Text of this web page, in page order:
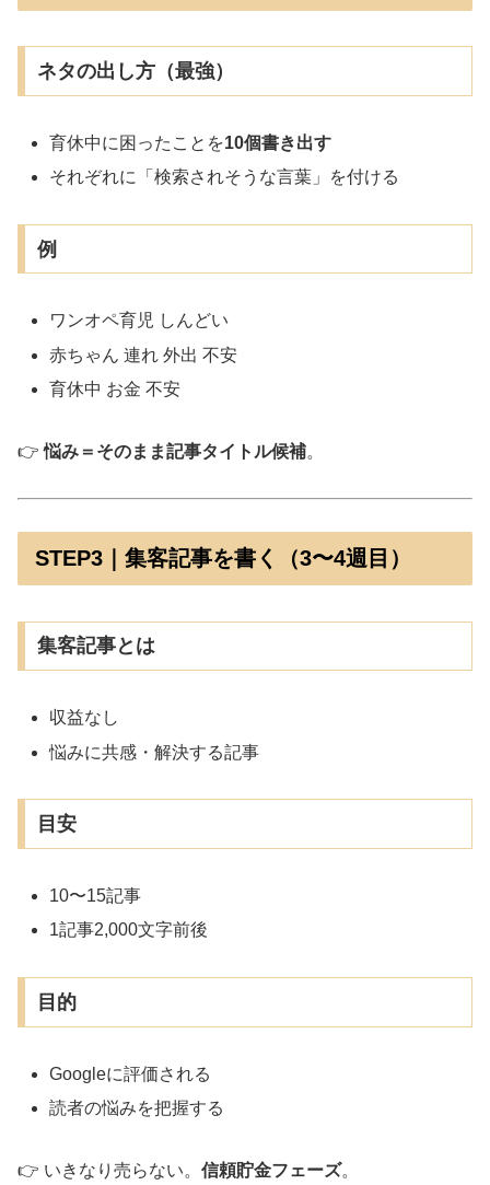
ネタの出し方（最強）
育休中に困ったことを10個書き出す
それぞれに「検索されそうな言葉」を付ける
例
ワンオペ育児 しんどい
赤ちゃん 連れ 外出 不安
育休中 お金 不安
👉悩み＝そのまま記事タイトル候補。
STEP3｜集客記事を書く（3〜4週目）
集客記事とは
収益なし
悩みに共感・解決する記事
目安
10〜15記事
1記事2,000文字前後
目的
Googleに評価される
読者の悩みを把握する
👉 いきなり売らない。 信頼貯金フェーズ。